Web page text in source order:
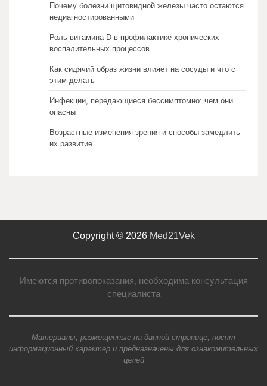
Почему болезни щитовидной железы часто остаются
недиагностированными
Роль витамина D в профилактике хронических
воспалительных процессов
Как сидячий образ жизни влияет на сосуды и что с
этим делать
Инфекции, передающиеся бессимптомно: чем они
опасны
Возрастные изменения зрения и способы замедлить
их развитие
Copyright © 2026 Med21Vek
Имеются противопоказания, необходима консультация
специалиста
Материалы, размещенные на данной странице, носят
информационный характер и предназначены для ознакомительных
целей